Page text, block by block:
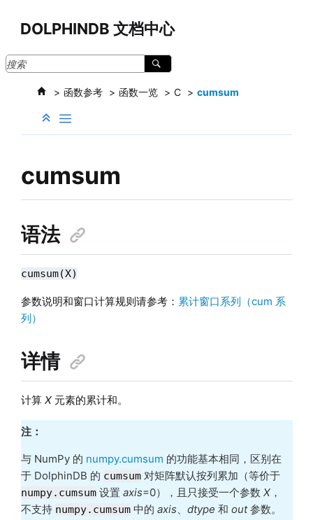
DOLPHINDB 文档中心
函数参考 函数一览 C cumsum
cumsum
语法
cumsum(X)
参数说明和窗口计算规则请参考： 累计窗口系列（cum 系
列）
详情
计算 X元素的累计和。
注：
与 NumPy 的 numpy.cumsum 的功能基本相同，区别在
于 DolphinDB 的 cumsum对矩阵默认按列累加（等价于
numpy.cumsum设置 axis=0），且只接受一个参数 X，
不支持 numpy.cumsum中的 axis dtype 和 out参数。